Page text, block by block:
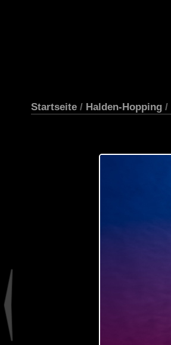
Startseite / Halden-Hopping /